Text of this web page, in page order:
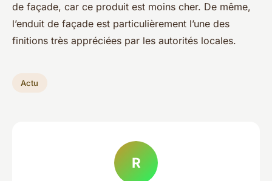
de façade, car ce produit est moins cher. De même,
l’enduit de façade est particulièrement l’une des
finitions très appréciées par les autorités locales.
Actu
R